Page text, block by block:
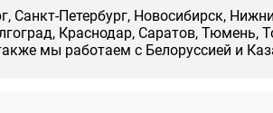
Санкт-Петербург, Новосибирск,
Краснодар, Саратов, Тюмень,
мы работаем с Белоруссией и